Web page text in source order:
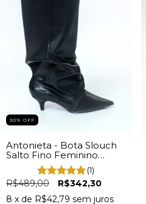
30% OFF
Antonieta - Bota Slouch
Salto Fino Feminino
Napa Preta
(1)
R$489,00
R$342,30
8 x de R$42,79 sem juros